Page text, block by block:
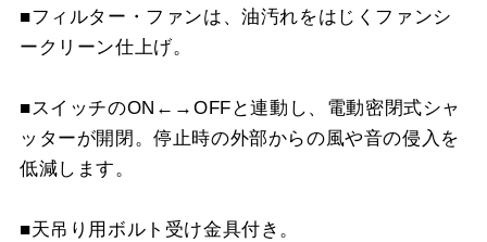
■フィルター・ファンは、油汚れをはじくファンシ
ークリーン仕上げ。
■スイッチのON←→OFFと連動し、電動密閉式シャ
ッターが開閉。停止時の外部からの風や音の侵入を
低減します。
■天吊り用ボルト受け金具付き。